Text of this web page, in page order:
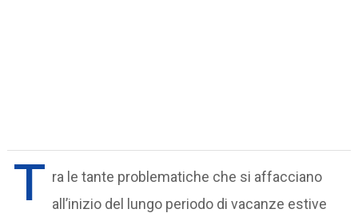
T ra le tante problematiche che si affacciano
all’inizio del lungo periodo di vacanze estive